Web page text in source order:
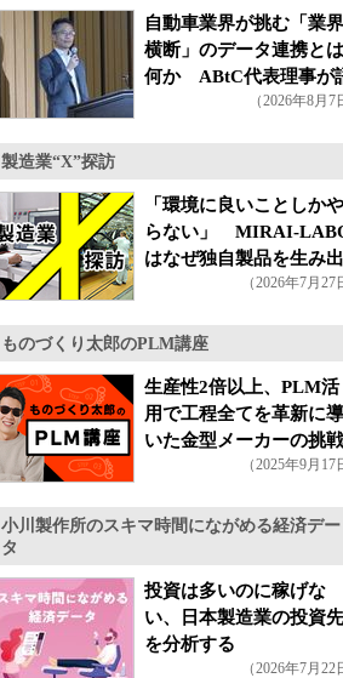
自動車業界が挑む「業界
横断」のデータ連携とは
何か ABtC代表理事が
（2026年8月7
製造業“X”探訪
「環境に良いことしかや
らない」 MIRAI-
はなぜ独自製品を生み出
（2026年7月27
ものづくり太郎のPLM講座
生産性2倍以上、PLM活
用で工程全てを革新に導
いた金型メーカーの挑戦
（2025年9月17
小川製作所のスキマ時間にながめる経済デー
タ
投資は多いのに稼げな
い、日本製造業の投資先
を分析する
（2026年7月22